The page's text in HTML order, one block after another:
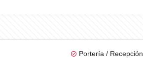
Portería / Recepción